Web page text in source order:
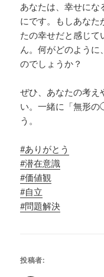
あなたは、幸せに
にです。もしあなた
たの幸せだと感じ
ん。何がどのように
のでしょうか？
ぜひ、あなたの考え
い。一緒に「無形
う。
#ありがとう
#潜在意識
#価値観
#自立
#問題解決
投稿者: